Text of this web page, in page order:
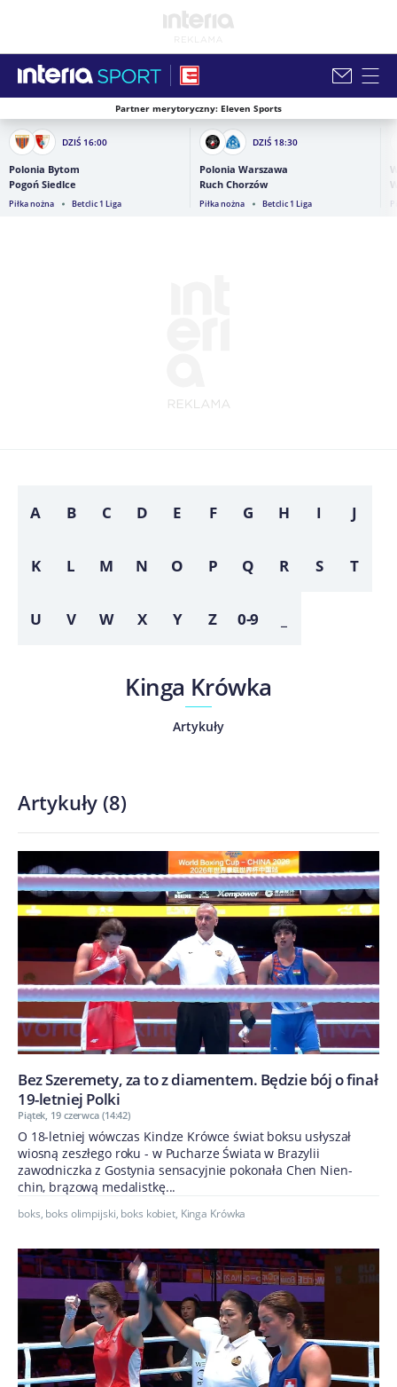
Zamknij i przejdź na stronę główną INTERIA
Partner merytoryczny: Eleven Sports
DZIŚ 16:00
Polonia Bytom
Pogoń Siedlce
Piłka nożna Betclic 1 Liga
DZIŚ 18:30
Polonia Warszawa
Ruch Chorzów
Piłka nożna Betclic 1 Liga
A B C D E F G H I J
K L M N O P Q R S T
U V W X Y Z 0-9
Kinga Krówka
Artykuły
Artykuły (8)
Bez Szeremety, za to z diamentem. Będzie bój o finał
19-letniej Polki
Piątek, 19 czerwca (14:42)
O 18-letniej wówczas Kindze Krówce świat boksu usłyszał
wiosną zeszłego roku - w Pucharze Świata w Brazylii
zawodniczka z Gostynia sensacyjnie pokonała Chen Nien-
chin, brązową medalistkę...
boks, boks olimpijski, boks kobiet, Kinga Krówka